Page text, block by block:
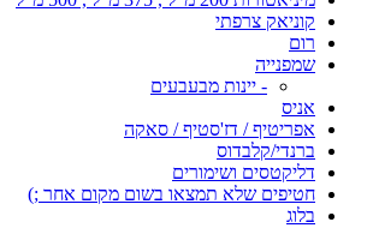
קוניאק צרפתי
רום
שמפנייה
- יינות מבעבעים
אניס
אפריטיף / דז'סטיף / סאקה
ברנדי/קלבדוס
דליקטסים ושימורים
חטיפים שלא תמצאו בשום מקום אחר ;)
בלוג